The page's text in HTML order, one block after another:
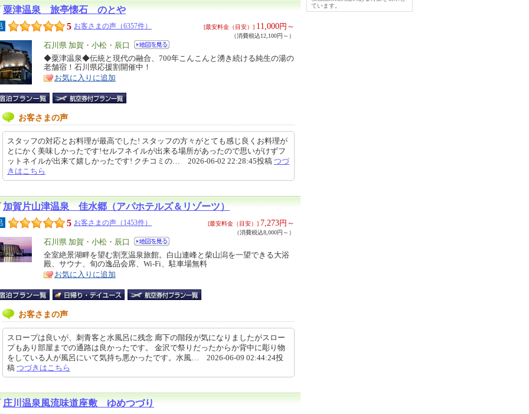
粟津温泉 旅亭懐石 のとや
5 お客さまの声（6357件） [最安料金（目安）] 11,000円～
（消費税込12,100円～）
エ
リ
ア
石川県 加賀・小松・辰口
特
徴
◆粟津温泉◆伝統と現代の融合、700年こんこんと湧き続ける純生の湯の
老舗宿！石川県応援割開催中！
お気に入りに追加
お客さまの声
スタッフの対応とお料理が最高でした! スタッフの方々がとても感じ良くお料理が
とにかく美味しかったです!セルフネイルが出来る場所があったので思いがけずフ
ットネイルが出来て嬉しかったです! クチコミの… 2026-06-02 22:28:45投稿 つづ
きはこちら
加賀片山津温泉 佳水郷（アパホテルズ＆リゾーツ）
5 お客さまの声（1453件） [最安料金（目安）] 7,273円～
（消費税込8,000円～）
エ
リ
ア
石川県 加賀・小松・辰口
特
徴
全室絶景湖畔を望む割烹温泉旅館。白山連峰と柴山潟を一望できる大浴
殿、サウナ、旬の逸品会席、Wi-Fi、駐車場無料
お気に入りに追加
お客さまの声
スロープは良いが、刺青客と水風呂に残念 廊下の階段が気になりましたがスロー
プもあり部屋までの通路は良かったです。 金沢で祭りだったからか背中に彫り物
をしている人が風呂にいて気持ち悪かったです。水風… 2026-06-09 02:44:24投
稿 つづきはこちら
庄川温泉風流味道座敷 ゆめつづり
ています。